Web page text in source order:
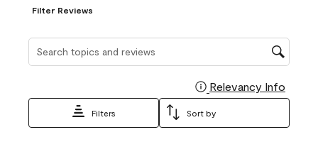
Filter Reviews
Relevancy Info
Filters Sort by